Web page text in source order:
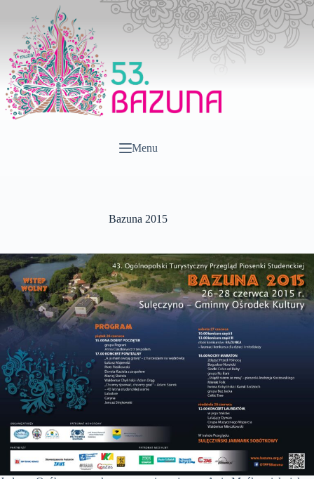
Menu
Bazuna 2015